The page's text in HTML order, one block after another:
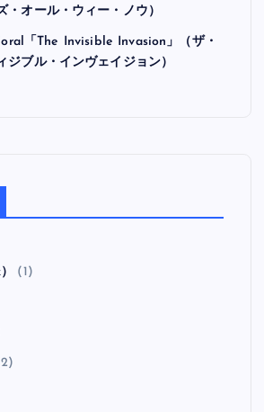
・オール・ウィー・ノウ）
「The Invisible Invasion」（ザ・
ジブル・インヴェイジョン）
(1)